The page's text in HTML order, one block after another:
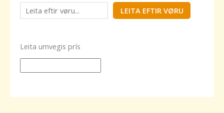
LEITA EFTIR VØRU
Leita umvegis prís